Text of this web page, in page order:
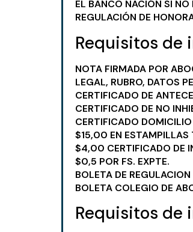
EL BANCO NACIÓN SI
REGULACIÓN DE
Requisitos de
NOTA FIRMADA POR
LEGAL, RUBRO, DATOS
CERTIFICADO DE
CERTIFICADO DE NO
CERTIFICADO
$15,00 EN ESTAMPILLAS
$4,00 CERTIFICADO DE
$0,5 POR FS. EXPTE.
BOLETA DE
BOLETA COLEGIO DE
Requisitos de